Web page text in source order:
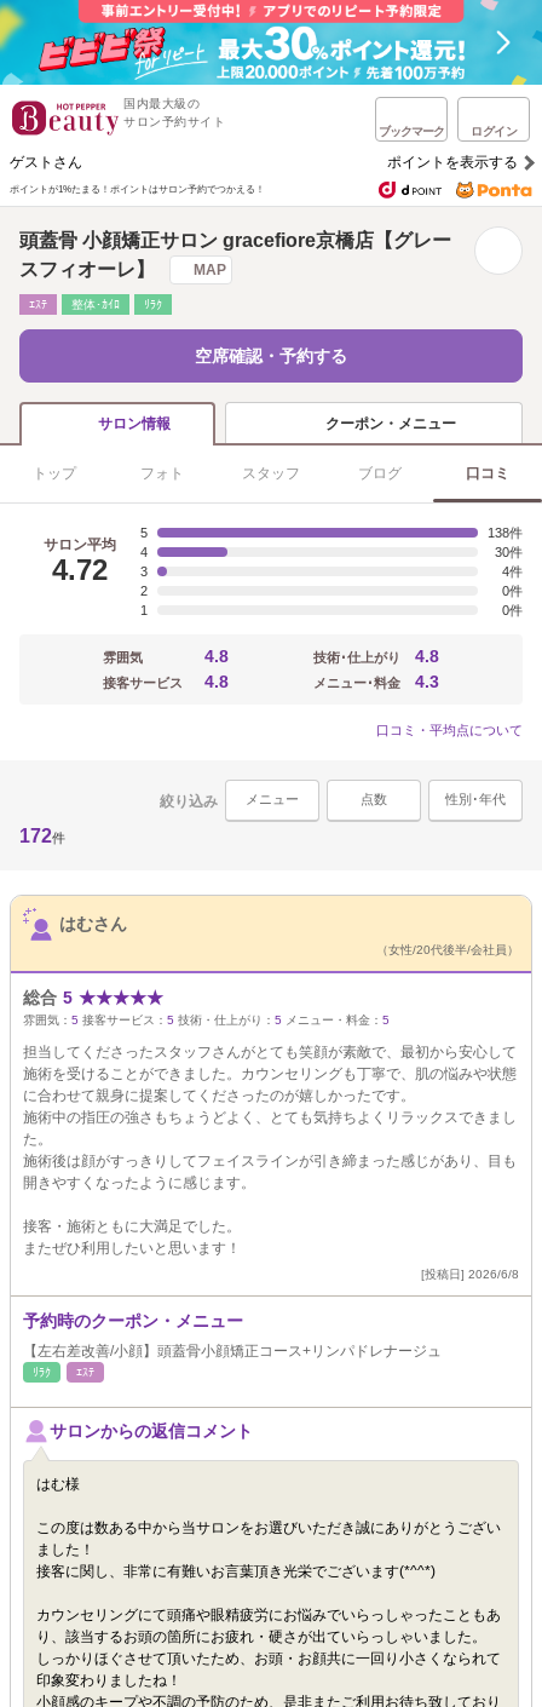
国内最大級の
サロン予約サイト
ブックマーク ログイン
ゲストさん ポイントを表示する
ポイントが1%たまる！ ポイントはサロン予約でつかえる！
頭蓋骨 小顔矯正サロン gracefiore京橋店【グレー
スフィオーレ】
MAP
ｴｽﾃ 整体･ｶｲﾛ ﾘﾗｸ
空席確認・予約する
サロン情報 クーポン・メニュー
トップ フォト スタッフ ブログ 口コミ
サロン平均
4.72
5
138
4
30
3
4
2
0
1
0
雰囲気 4.8
接客サービス 4.8
技術･仕上がり 4.8
メニュー･料金 4.3
口コミ・平均点について
絞り込み メニュー 点数 性別･年代
172件
サロンPick Up
はむさん
（女性/20代後半/会社員）
総合 5 ★★★★★
雰囲気： 5 接客サービス： 5 技術・仕上がり： 5 メニュー・料金： 5
担当してくださったスタッフさんがとても笑顔が素敵で、最初から安心して
施術を受けることができました。カウンセリングも丁寧で、肌の悩みや状態
に合わせて親身に提案してくださったのが嬉しかったです。
施術中の指圧の強さもちょうどよく、とても気持ちよくリラックスできまし
た。
施術後は顔がすっきりしてフェイスラインが引き締まった感じがあり、目も
開きやすくなったように感じます。
接客・施術ともに大満足でした。
またぜひ利用したいと思います！
[投稿日] 2026/6/8
予約時のクーポン・メニュー
【左右差改善/小顔】頭蓋骨小顔矯正コース+リンパドレナージュ
ﾘﾗｸ ｴｽﾃ
サロンからの返信コメント
はむ様
この度は数ある中から当サロンをお選びいただき誠にありがとうござい
ました！
接客に関し、非常に有難いお言葉頂き光栄でございます(*^^*)
カウンセリングにて頭痛や眼精疲労にお悩みでいらっしゃったこともあ
り、該当するお頭の箇所にお疲れ・硬さが出ていらっしゃいました。
しっかりほぐさせて頂いたため、お頭・お顔共に一回り小さくなられて
印象変わりましたね！
小顔感のキープや不調の予防のため、是非またご利用お待ち致しており